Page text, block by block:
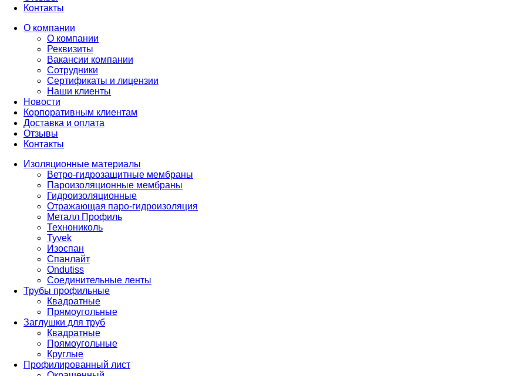
Контакты
О компании
О компании
Реквизиты
Вакансии компании
Сотрудники
Сертификаты и лицензии
Наши клиенты
Новости
Корпоративным клиентам
Доставка и оплата
Отзывы
Контакты
Изоляционные материалы
Ветро-гидрозащитные мембраны
Пароизоляционные мембраны
Гидроизоляционные
Отражающая паро-гидроизоляция
Металл Профиль
Технониколь
Tyvek
Изоспан
Спанлайт
Ondutiss
Соединительные ленты
Трубы профильные
Квадратные
Прямоугольные
Заглушки для труб
Квадратные
Прямоугольные
Круглые
Профилированный лист